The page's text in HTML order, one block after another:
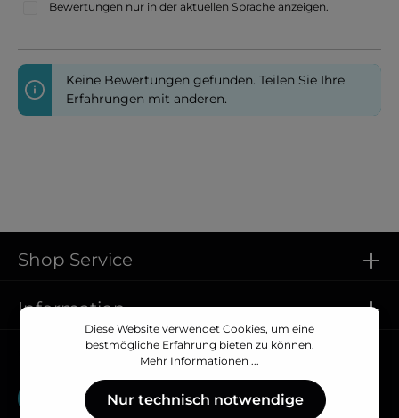
Bewertungen nur in der aktuellen Sprache anzeigen.
Keine Bewertungen gefunden. Teilen Sie Ihre
Erfahrungen mit anderen.
Vertrag widerrufen
Vertrag widerrufen
Shop Service
Information
Diese Website verwendet Cookies, um eine
bestmögliche Erfahrung bieten zu können.
Mehr Informationen ...
Nur technisch notwendige